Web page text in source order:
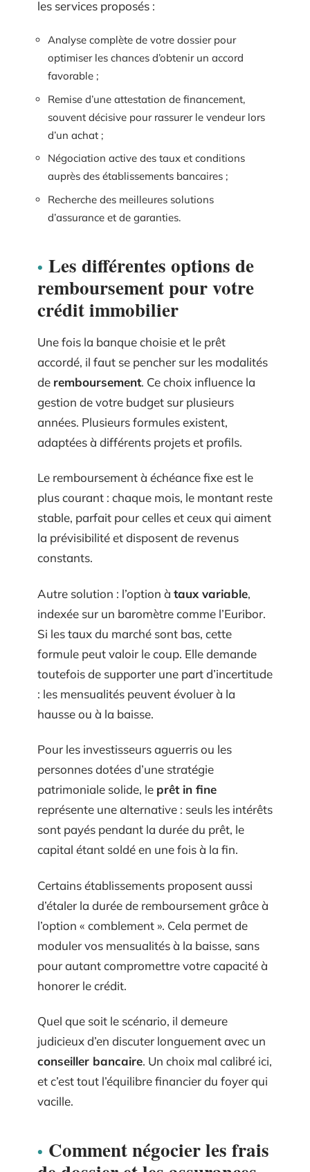
les services proposés :
Analyse complète de votre dossier pour
optimiser les chances d’obtenir un accord
favorable ;
Remise d’une attestation de financement,
souvent décisive pour rassurer le vendeur lors
d’un achat ;
Négociation active des taux et conditions
auprès des établissements bancaires ;
Recherche des meilleures solutions
d’assurance et de garanties.
Les différentes options de
remboursement pour votre
crédit immobilier
Une fois la banque choisie et le prêt
accordé, il faut se pencher sur les modalités
de remboursement. Ce choix influence la
gestion de votre budget sur plusieurs
années. Plusieurs formules existent,
adaptées à différents projets et profils.
Le remboursement à échéance fixe est le
plus courant : chaque mois, le montant reste
stable, parfait pour celles et ceux qui aiment
la prévisibilité et disposent de revenus
constants.
Autre solution : l’option à taux variable,
indexée sur un baromètre comme l’Euribor.
Si les taux du marché sont bas, cette
formule peut valoir le coup. Elle demande
toutefois de supporter une part d’incertitude
: les mensualités peuvent évoluer à la
hausse ou à la baisse.
Pour les investisseurs aguerris ou les
personnes dotées d’une stratégie
patrimoniale solide, le prêt in fine
représente une alternative : seuls les intérêts
sont payés pendant la durée du prêt, le
capital étant soldé en une fois à la fin.
Certains établissements proposent aussi
d’étaler la durée de remboursement grâce à
l’option « comblement ». Cela permet de
moduler vos mensualités à la baisse, sans
pour autant compromettre votre capacité à
honorer le crédit.
Quel que soit le scénario, il demeure
judicieux d’en discuter longuement avec un
conseiller bancaire. Un choix mal calibré ici,
et c’est tout l’équilibre financier du foyer qui
vacille.
Comment négocier les frais